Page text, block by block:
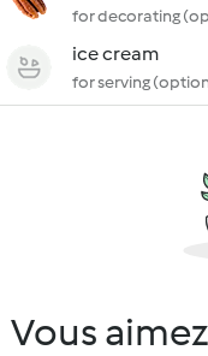
for decorating
ice cream
for serving
Vous